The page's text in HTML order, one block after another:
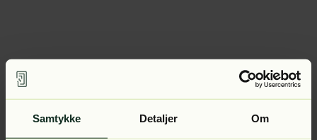
Samtykke Detaljer Om